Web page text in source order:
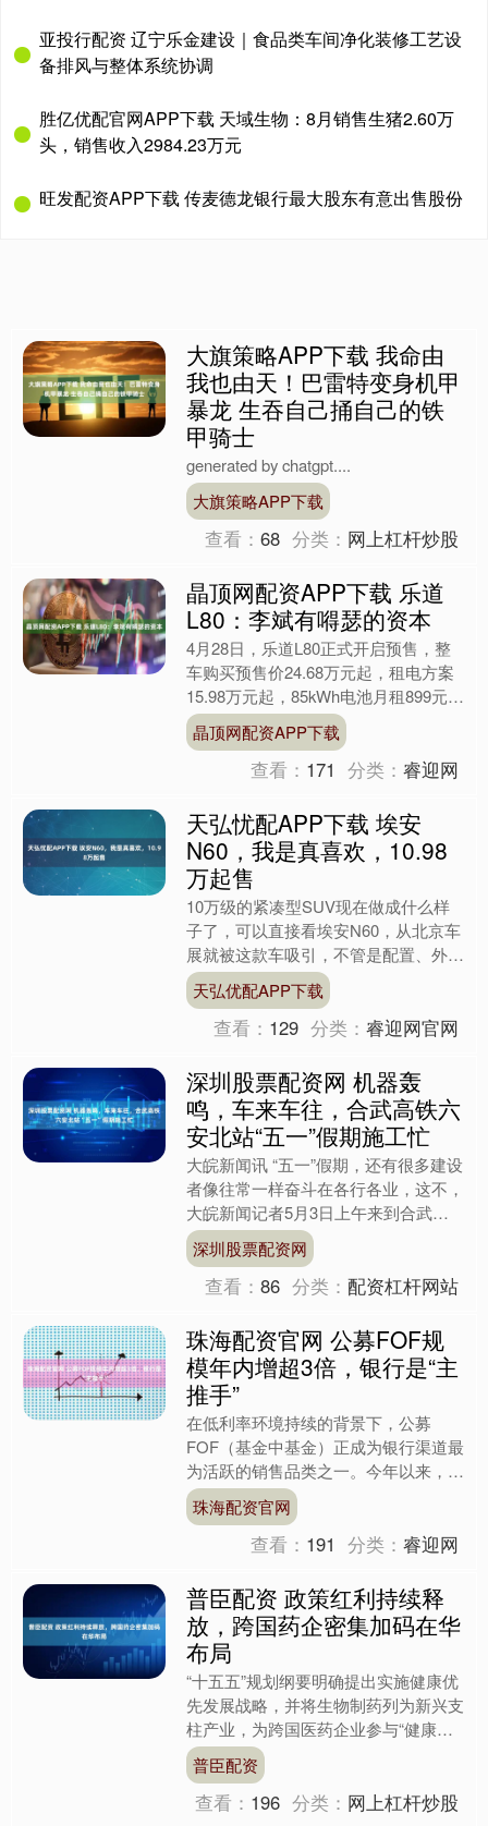
亚投行配资 辽宁乐金建设｜食品类车间净化装修工艺设
备排风与整体系统协调
胜亿优配官网APP下载 天域生物：8月销售生猪2.60万
头，销售收入2984.23万元
旺发配资APP下载 传麦德龙银行最大股东有意出售股份
大旗策略APP下载 我命由
我也由天！巴雷特变身机甲
暴龙 生吞自己捅自己的铁
甲骑士
generated by chatgpt....
大旗策略APP下载
查看：68 分类： 网上杠杆炒股
晶顶网配资APP下载 乐道
L80：李斌有嘚瑟的资本
4月28日，乐道L80正式开启预售，整
车购买预售价24.68万元起，租电方案
15.98万元起，85kWh电池月租899元。
李斌在发布会上演示前备箱厨房，看似
是生....
晶顶网配资APP下载
查看： 171 分类：睿迎网
天弘忧配APP下载 埃安
N60，我是真喜欢，10.98
万起售
10万级的紧凑型SUV现在做成什么样
子了，可以直接看埃安N60，从北京车
展就被这款车吸引，不管是配置、外观
都是能够让不少消费者为之下单，今天
我们就来看看这款广汽....
天弘优配APP下载
查看： 129 分类：睿迎网官网
深圳股票配资网 机器轰
鸣，车来车往，合武高铁六
安北站“五一”假期施工忙
大皖新闻讯 “五一”假期，还有很多建设
者像往常一样奋斗在各行各业，这不，
大皖新闻记者5月3日上午来到合武高
铁六安北站以及站前广场施工现场看
到，两片相邻的工地与平....
深圳股票配资网
查看：86 分类：配资杠杆网站
珠海配资官网 公募FOF规
模年内增超3倍，银行是“主
推手”
在低利率环境持续的背景下，公募
FOF（基金中基金）正成为银行渠道最
为活跃的销售品类之一。今年以来，新
发FOF规模与发行节奏同步提速，仅前
3个月（截至3月23日）....
珠海配资官网
查看： 191 分类：睿迎网
普臣配资 政策红利持续释
放，跨国药企密集加码在华
布局
“十五五”规划纲要明确提出实施健康优
先发展战略，并将生物制药列为新兴支
柱产业，为跨国医药企业参与“健康中
国”建设提供了新机遇。 近日，“中国发
展高层论坛2026....
普臣配资
查看： 196 分类： 网上杠杆炒股